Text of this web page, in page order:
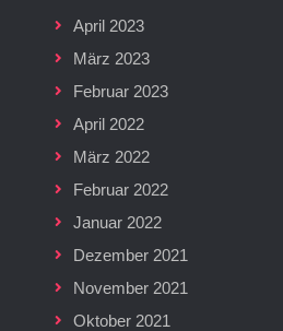
April 2023
März 2023
Februar 2023
April 2022
März 2022
Februar 2022
Januar 2022
Dezember 2021
November 2021
Oktober 2021